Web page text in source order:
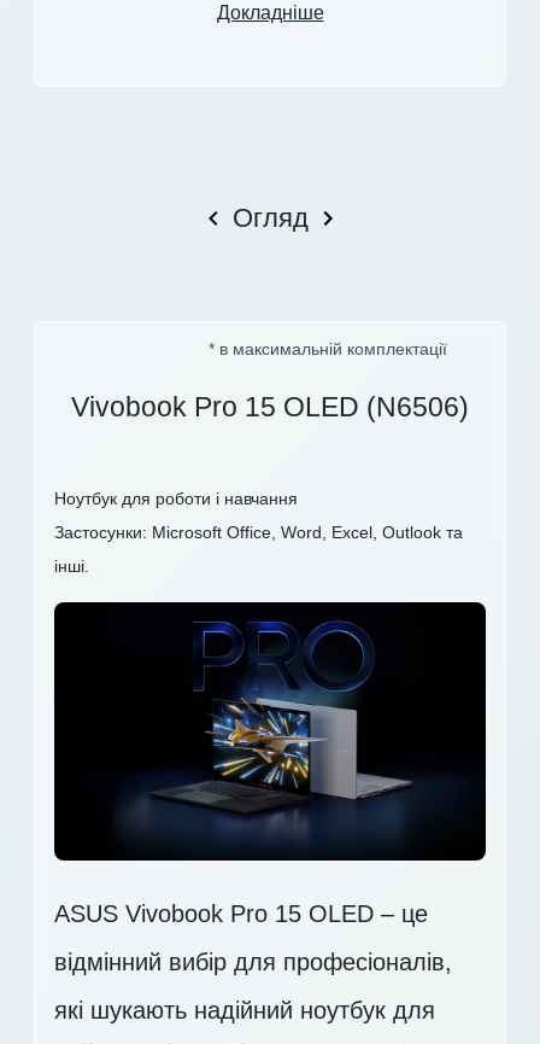
Докладніше
Огляд
* в максимальній комплектації
Vivobook Pro 15 OLED (N6506)
Ноутбук для роботи і навчання
Застосунки: Microsoft Office, Word, Excel, Outlook та
інші.
ASUS Vivobook Pro 15 OLED – це
відмінний вибір для професіоналів,
які шукають надійний ноутбук для